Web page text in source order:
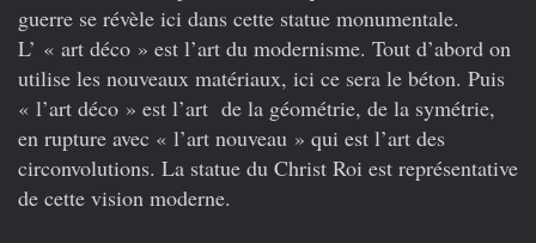
guerre se révèle ici dans cette statue monumentale.
L’ « art déco » est l’art du modernisme. Tout d’abord on
utilise les nouveaux matériaux, ici ce sera le béton. Puis
« l’art déco » est l’art de la géométrie, de la symétrie,
en rupture avec « l’art nouveau » qui est l’art des
circonvolutions. La statue du Christ Roi est représentative
de cette vision moderne.